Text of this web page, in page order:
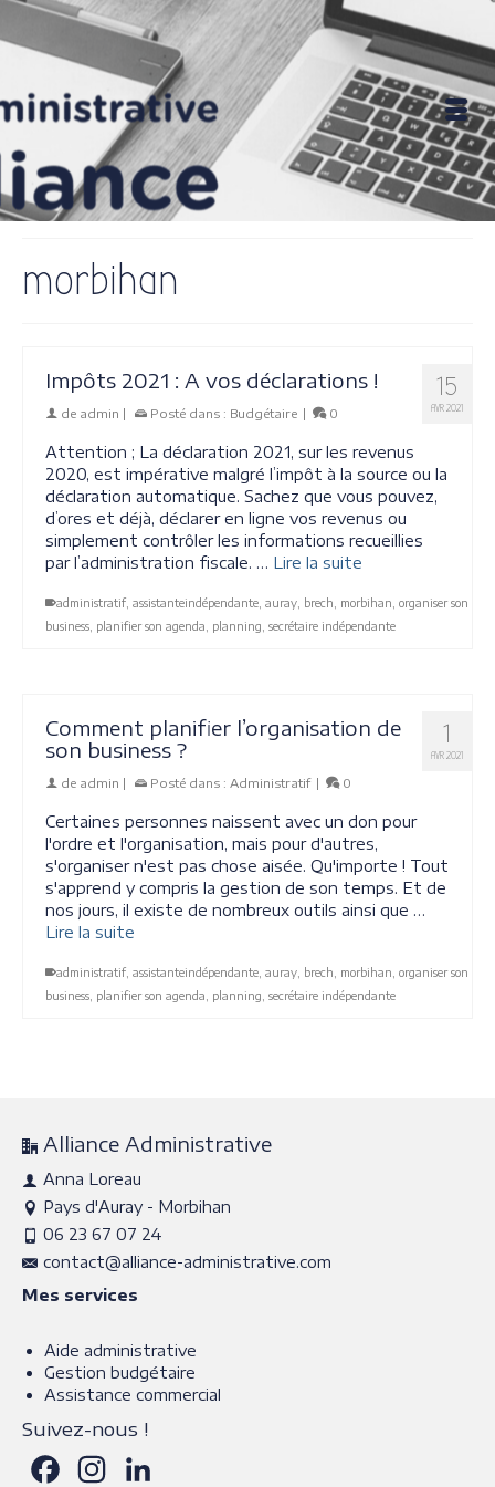
morbihan
15
AVR 2021
Impôts 2021 : A vos déclarations !
de admin | Posté dans : Budgétaire | 0
Attention ; La déclaration 2021, sur les revenus
2020, est impérative malgré l’impôt à la source ou la
déclaration automatique. Sachez que vous pouvez,
d’ores et déjà, déclarer en ligne vos revenus ou
simplement contrôler les informations recueillies
par l’administration fiscale. … Lire la suite
administratif assistanteindépendante auray brech morbihan organiser son
business planifier son agenda planning secrétaire indépendante
1
AVR 2021
Comment planifier l’organisation de
son business ?
de admin | Posté dans : Administratif | 0
Certaines personnes naissent avec un don pour
l'ordre et l'organisation, mais pour d'autres,
s'organiser n'est pas chose aisée. Qu'importe ! Tout
s'apprend y compris la gestion de son temps. Et de
nos jours, il existe de nombreux outils ainsi que …
Lire la suite
administratif assistanteindépendante auray brech morbihan organiser son
business planifier son agenda planning secrétaire indépendante
Alliance Administrative
Anna Loreau
Pays d'Auray - Morbihan
06 23 67 07 24
contact@alliance-administrative.com
Mes services
Aide administrative
Gestion budgétaire
Assistance commercial
Suivez-nous !
FacebookInstagram